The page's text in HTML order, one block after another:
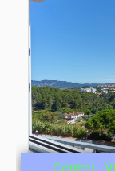
Central -